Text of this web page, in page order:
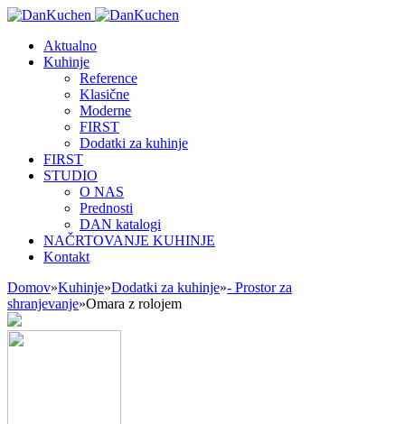
Aktualno
Kuhinje
Reference
Klasične
Moderne
FIRST
Dodatki za kuhinje
FIRST
STUDIO
O NAS
Prednosti
DAN katalogi
NAČRTOVANJE KUHINJE
Kontakt
Domov»Kuhinje»Dodatki za kuhinje»- Prostor za
shranjevanje»Omara z rolojem